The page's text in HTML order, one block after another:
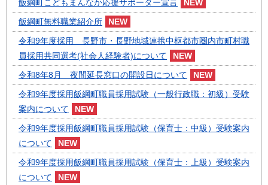
飯綱町こどもまんなか応援サポーター宣言
飯綱町無料職業紹介所
令和9年度採用 長野市・長野地域連携中枢都市圏内市町村職
員採用共同選考(社会人経験者)について
令和8年8月 夜間延長窓口の開設日について
令和9年度採用飯綱町職員採用試験（一般行政職：初級）受験
案内について
令和9年度採用飯綱町職員採用試験（保育士：中級）受験案内
について
令和9年度採用飯綱町職員採用試験（保育士：上級）受験案内
について